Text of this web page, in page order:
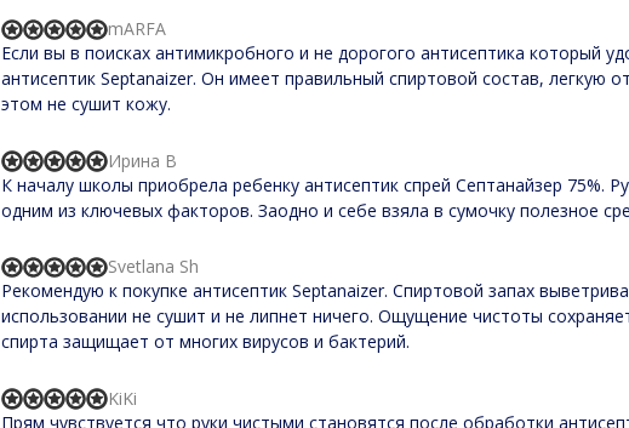
5
,
0
o
u
t
5
R
a
t
e
d
,
0
o
u
f
5
Если вы в поисках антимикробного и не дорогого антисептика который
антисептик Septanaizer. Он имеет правильный спиртовой состав, легкую
этом не сушит кожу.
mARFA
R
a
t
5
,
0
o
u
f
5
К началу школы приобрела ребенку антисептик спрей Септанайзер 75%.
одним из ключевых факторов. Заодно и себе взяла в сумочку полезное
Ирина В
R
a
t
e
d
,
0
Рекомендую к покупке антисептик Septanaizer. Спиртовой запах
использовании не сушит и не липнет ничего. Ощущение чистоты
спирта защищает от многих вирусов и бактерий.
Svetlana Sh
R
Прям чувствуется что руки чистыми становятся после обработки
KiKi